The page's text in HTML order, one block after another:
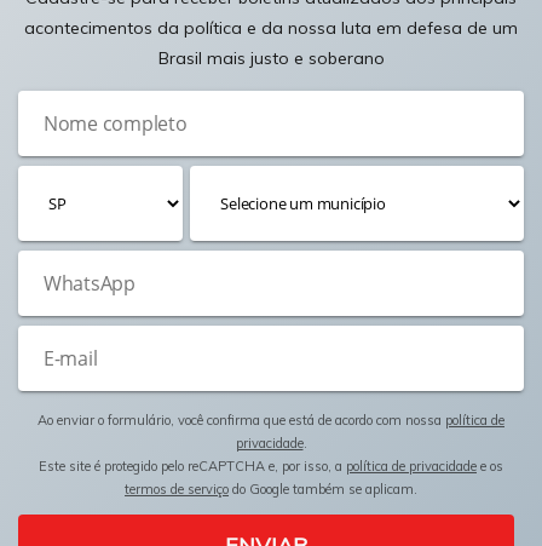
acontecimentos da política e da nossa luta em defesa de um
Brasil mais justo e soberano
Ao enviar o formulário, você confirma que está de acordo com nossa política de
privacidade.
Este site é protegido pelo reCAPTCHA e, por isso, a política de privacidade e os
termos de serviço do Google também se aplicam.